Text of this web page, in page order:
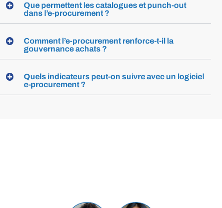
Que permettent les catalogues et punch-out
dans l’e-procurement ?
Comment l’e-procurement renforce-t-il la
gouvernance achats ?
Quels indicateurs peut-on suivre avec un logiciel
e-procurement ?